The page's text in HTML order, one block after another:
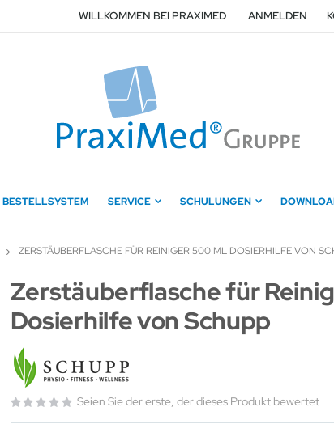
WILLKOMMEN BEI PRAXIMED ANMELDEN
BESTELLSYSTEM SERVICE SCHULUNGEN
ZERSTÄUBERFLASCHE FÜR REINIGER 500 ML DOSIERHILFE VON
Zum
Anfang
Bildergalerie
springen
Zerstäuberflasche für
Dosierhilfe von Schupp
Seien Sie der erste, der dieses Produkt bewertet